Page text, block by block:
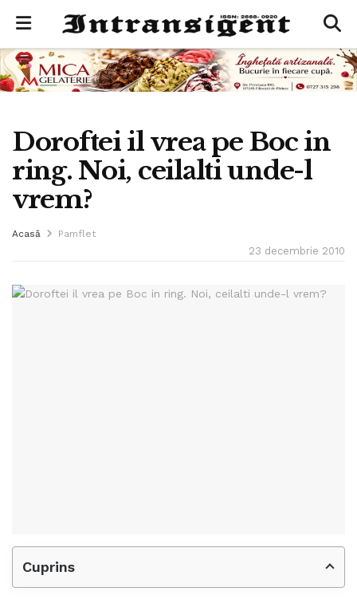
Doroftei il vrea pe Boc in
ring. Noi, ceilalti unde-l
vrem?
Acasă Pamflet
23 decembrie 2010
Cuprins